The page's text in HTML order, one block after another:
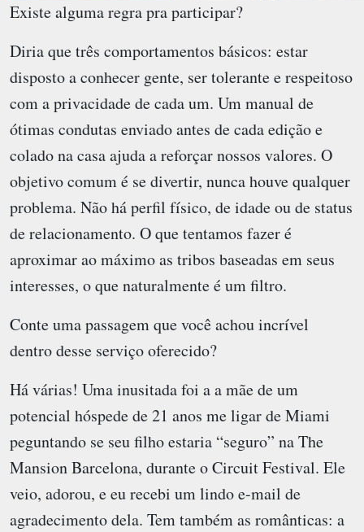
Existe alguma regra pra participar?
Diria que três comportamentos básicos: estar
disposto a conhecer gente, ser tolerante e respeitoso
com a privacidade de cada um. Um manual de
ótimas condutas enviado antes de cada edição e
colado na casa ajuda a reforçar nossos valores. O
objetivo comum é se divertir, nunca houve qualquer
problema. Não há perfil físico, de idade ou de status
de relacionamento. O que tentamos fazer é
aproximar ao máximo as tribos baseadas em seus
interesses, o que naturalmente é um filtro.
Conte uma passagem que você achou incrível
dentro desse serviço oferecido?
Há várias! Uma inusitada foi a a mãe de um
potencial hóspede de 21 anos me ligar de Miami
peguntando se seu filho estaria “seguro” na The
Mansion Barcelona, durante o Circuit Festival. Ele
veio, adorou, e eu recebi um lindo e-mail de
agradecimento dela. Tem também as românticas: a